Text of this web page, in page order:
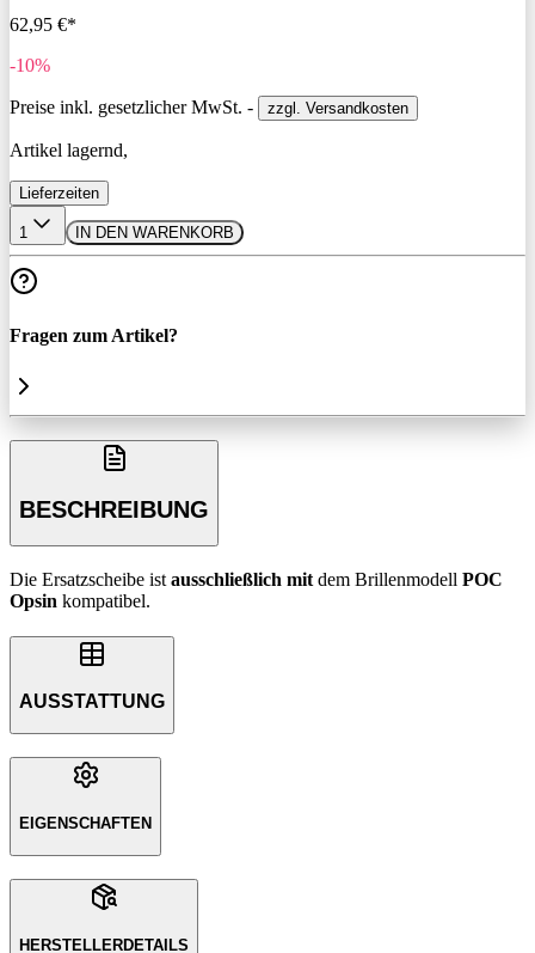
62,95 €*
-10%
Preise inkl. gesetzlicher MwSt. - zzgl. Versandkosten
Artikel lagernd,
Lieferzeiten
1 IN DEN WARENKORB
Fragen zum Artikel?
BESCHREIBUNG
Die Ersatzscheibe ist ausschließlich mit dem Brillenmodell POC
Opsin kompatibel.
AUSSTATTUNG
EIGENSCHAFTEN
HERSTELLERDETAILS